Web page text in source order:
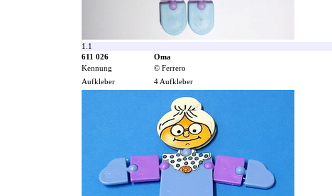
1.1
611 026
Oma
Kennung
© Ferrero
Aufkleber 4 Aufkleber